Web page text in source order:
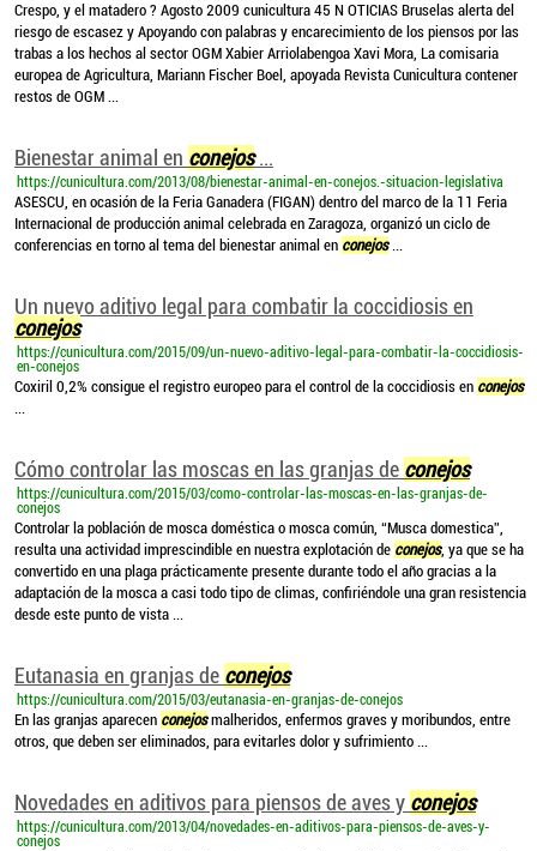
Crespo, y el matadero ? Agosto 2009 cunicultura 45 N OTICIAS Bruselas alerta del
riesgo de escasez y Apoyando con palabras y encarecimiento de los piensos por las
trabas a los hechos al sector OGM Xabier Arriolabengoa Xavi Mora, La comisaria
europea de Agricultura, Mariann Fischer Boel, apoyada Revista Cunicultura contener
restos de OGM ...
Bienestar animal en conejos...
https://cunicultura.com/2013/08/bienestar-animal-en-conejos.-situacion-legislativa
ASESCU, en ocasión de la Feria Ganadera (FIGAN) dentro del marco de la 11 Feria
Internacional de producción animal celebrada en Zaragoza, organizó un ciclo de
conferencias en torno al tema del bienestar animal en conejos...
Un nuevo aditivo legal para combatir la coccidiosis en
conejos
https://cunicultura.com/2015/09/un-nuevo-aditivo-legal-para-combatir-la-coccidiosis-
en-conejos
Coxiril 0,2% consigue el registro europeo para el control de la coccidiosis en conejos
...
Cómo controlar las moscas en las granjas de conejos
https://cunicultura.com/2015/03/como-controlar-las-moscas-en-las-granjas-de-
conejos
Controlar la población de mosca doméstica o mosca común, “Musca domestica”,
resulta una actividad imprescindible en nuestra explotación de conejos, ya que se ha
convertido en una plaga prácticamente presente durante todo el año gracias a la
adaptación de la mosca a casi todo tipo de climas, confiriéndole una gran resistencia
desde este punto de vista ...
Eutanasia en granjas de conejos
https://cunicultura.com/2015/03/eutanasia-en-granjas-de-conejos
En las granjas aparecen conejosmalheridos, enfermos graves y moribundos, entre
otros, que deben ser eliminados, para evitarles dolor y sufrimiento ...
Novedades en aditivos para piensos de aves y conejos
https://cunicultura.com/2013/04/novedades-en-aditivos-para-piensos-de-aves-y-
conejos